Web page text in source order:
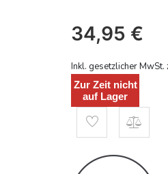
34,95 €
Inkl. gesetzlicher
Zur Zeit nicht
auf Lager